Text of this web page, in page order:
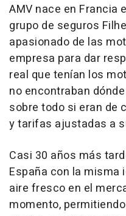
AMV nace en Francia
grupo de seguros
apasionado de las
empresa para dar
real que tenían los
no encontraban
sobre todo si eran de
y tarifas ajustadas a
Casi 30 años más
España con la misma
aire fresco en el
momento,